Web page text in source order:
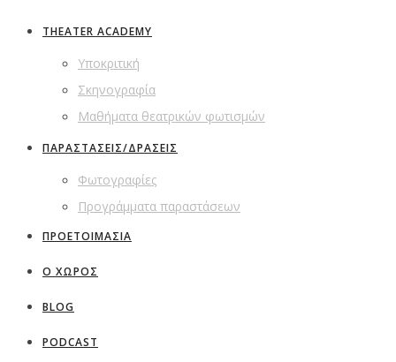
THEATER ACADEMY
Υποκριτική
Σκηνογραφία
Μαθήματα θεατρικών φωτισμών
ΠΑΡΑΣΤΑΣΕΙΣ/ΔΡΑΣΕΙΣ
Φωτογραφίες
Προγράμματα παραστάσεων
ΠΡΟΕΤΟΙΜΑΣΙΑ
Ο ΧΩΡΟΣ
BLOG
PODCAST